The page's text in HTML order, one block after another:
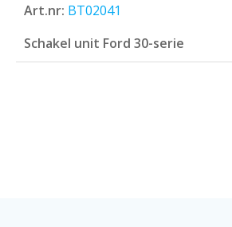
Art.nr: BT02041
Schakel unit Ford 30-serie